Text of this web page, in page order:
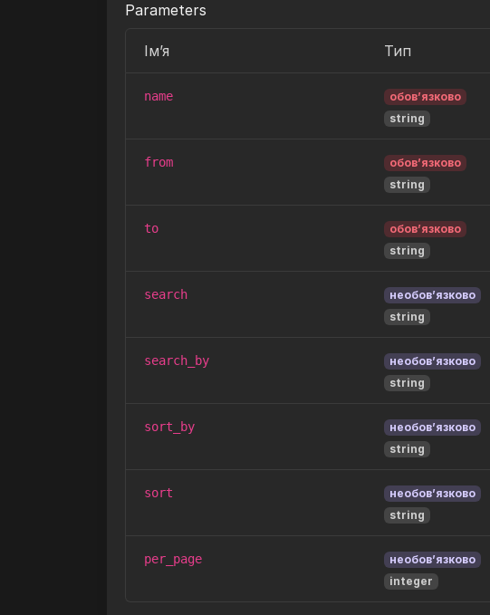
Parameters
Ім’я Тип
name
обов’язково
string
from
обов’язково
string
to
обов’язково
string
search
необов’язково
string
search_by
необов’язково
string
sort_by
необов’язково
string
sort
необов’язково
string
per_page
необов’язково
integer